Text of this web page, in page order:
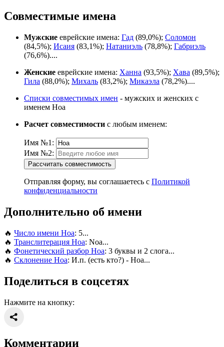
Совместимые имена
Мужские еврейские имена: Гад (89,0%); Соломон
(84,5%); Исаия (83,1%); Натаниэль (78,8%); Габриэль
(76,6%)....
Женские еврейские имена: Ханна (93,5%); Хава (89,5%);
Гила (88,0%); Михаль (83,2%); Микаэла (78,2%)....
Списки совместимых имен - мужских и женских с
именем Ноа
Расчет совместимости с любым именем:
Имя №1:
Имя №2:
Рассчитать совместимость
Отправляя форму, вы соглашаетесь с Политикой
конфиденциальности
Дополнительно об имени
🔥 Число имени Ноа: 5...
🔥 Транслитерация Ноа: Noa...
🔥 Фонетический разбор Ноа: 3 буквы и 2 слога...
🔥 Склонение Ноа: И.п. (есть кто?) - Ноа...
Поделиться в соцсетях
Нажмите на кнопку:
Комментарии